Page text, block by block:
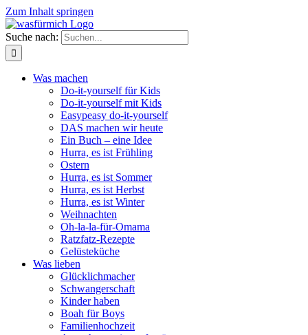
Zum Inhalt springen
Suche nach:
Was machen
Do-it-yourself für Kids
Do-it-yourself mit Kids
Easypeasy do-it-yourself
DAS machen wir heute
Ein Buch – eine Idee
Hurra, es ist Frühling
Ostern
Hurra, es ist Sommer
Hurra, es ist Herbst
Hurra, es ist Winter
Weihnachten
Oh-la-la-für-Omama
Ratzfatz-Rezepte
Gelüsteküche
Was lieben
Glücklichmacher
Schwangerschaft
Kinder haben
Boah für Boys
Familienhochzeit